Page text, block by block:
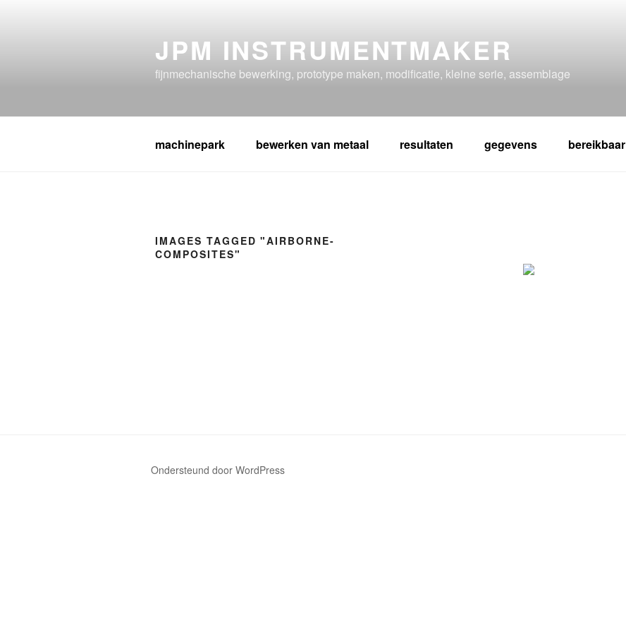
JPM INSTRUMENTMAKER
fijnmechanische bewerking, prototype maken, modificatie, kleine serie, assemblage
machinepark bewerken van metaal resultaten gegevens bereikbaar
IMAGES TAGGED "AIRBORNE-
COMPOSITES"
Ondersteund door WordPress